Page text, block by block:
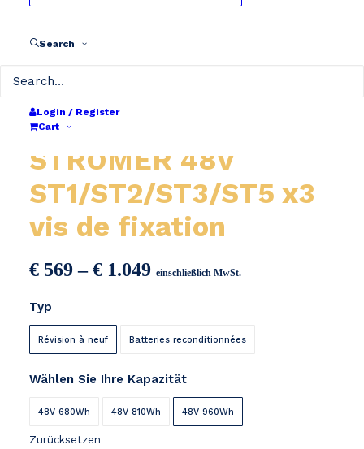
Search
Login / Register
Cart
STROMER 48V
ST1/ST2/ST3/ST5 x3
vis de fixation
€ 569 –€ 1.049Preisspanne:
€ 1.049
einschließlich MwSt.
Typ
Révision à neuf Batteries reconditionnées
Wählen Sie Ihre Kapazität
48V 680Wh 48V 810Wh 48V 960Wh
Zurücksetzen